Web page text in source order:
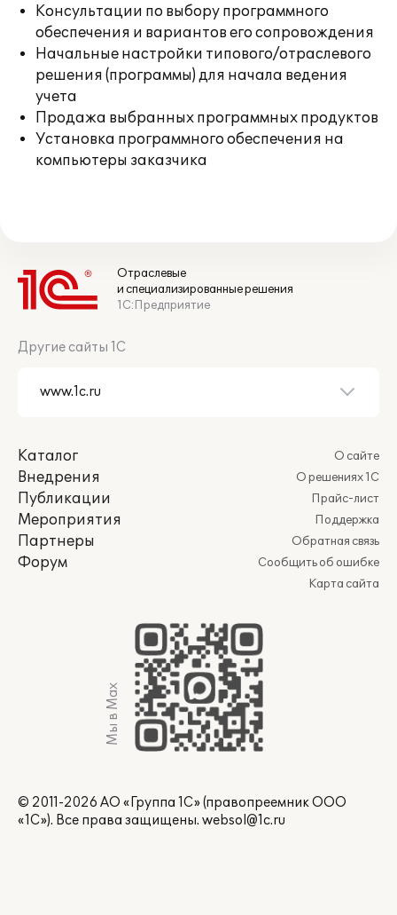
Консультации по выбору программного
обеспечения и вариантов его сопровождения
Начальные настройки типового/отраслевого
решения (программы) для начала ведения
учета
Продажа выбранных программных продуктов
Установка программного обеспечения на
компьютеры заказчика
Отраслевые
и специализированные решения
1С:Предприятие
Другие сайты 1С
Каталог
Внедрения
Публикации
Мероприятия
Партнеры
Форум
О сайте
О решениях 1С
Прайс-лист
Поддержка
Обратная связь
Сообщить об ошибке
Карта сайта
Мы в Max
© 2011-2026 АО «Группа 1С» (правопреемник ООО
«1С»). Все права защищены. websol@1c.ru